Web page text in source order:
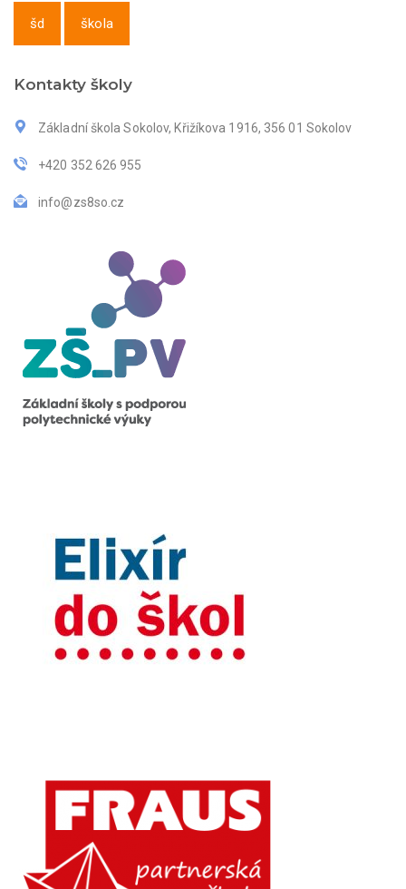
šd škola
Kontakty školy
Základní škola Sokolov, Křižíkova 1916, 356 01 Sokolov
+420 352 626 955
info@zs8so.cz